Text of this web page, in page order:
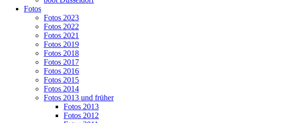
Fotos
Fotos 2023
Fotos 2022
Fotos 2021
Fotos 2019
Fotos 2018
Fotos 2017
Fotos 2016
Fotos 2015
Fotos 2014
Fotos 2013 und früher
Fotos 2013
Fotos 2012